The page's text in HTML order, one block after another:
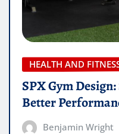
HEALTH AND
SPX Gym
Better
Benjamin Wright